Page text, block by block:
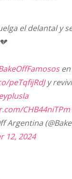
el delantal y
en
peTqfijRdJy
CHB44niTPm
Argentina
12, 2024